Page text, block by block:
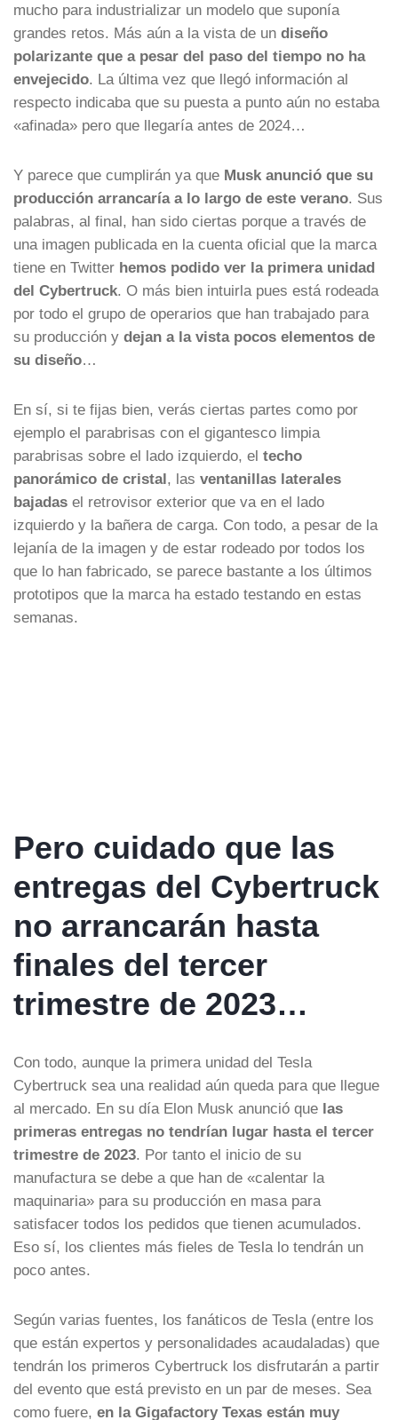
mucho para industrializar un modelo que suponía
grandes retos. Más aún a la vista de un diseño
polarizante que a pesar del paso del tiempo no ha
envejecido. La última vez que llegó información al
respecto indicaba que su puesta a punto aún no estaba
«afinada» pero que llegaría antes de 2024…
Y parece que cumplirán ya que Musk anunció que su
producción arrancaría a lo largo de este verano. Sus
palabras, al final, han sido ciertas porque a través de
una imagen publicada en la cuenta oficial que la marca
tiene en Twitter hemos podido ver la primera unidad
del Cybertruck. O más bien intuirla pues está rodeada
por todo el grupo de operarios que han trabajado para
su producción y dejan a la vista pocos elementos de
su diseño…
En sí, si te fijas bien, verás ciertas partes como por
ejemplo el parabrisas con el gigantesco limpia
parabrisas sobre el lado izquierdo, el techo
panorámico de cristal, las ventanillas laterales
bajadas el retrovisor exterior que va en el lado
izquierdo y la bañera de carga. Con todo, a pesar de la
lejanía de la imagen y de estar rodeado por todos los
que lo han fabricado, se parece bastante a los últimos
prototipos que la marca ha estado testando en estas
semanas.
Pero cuidado que las
entregas del Cybertruck
no arrancarán hasta
finales del tercer
trimestre de 2023…
Con todo, aunque la primera unidad del Tesla
Cybertruck sea una realidad aún queda para que llegue
al mercado. En su día Elon Musk anunció que las
primeras entregas no tendrían lugar hasta el tercer
trimestre de 2023. Por tanto el inicio de su
manufactura se debe a que han de «calentar la
maquinaria» para su producción en masa para
satisfacer todos los pedidos que tienen acumulados.
Eso sí, los clientes más fieles de Tesla lo tendrán un
poco antes.
Según varias fuentes, los fanáticos de Tesla (entre los
que están expertos y personalidades acaudaladas) que
tendrán los primeros Cybertruck los disfrutarán a partir
del evento que está previsto en un par de meses. Sea
como fuere, en la Gigafactory Texas están muy